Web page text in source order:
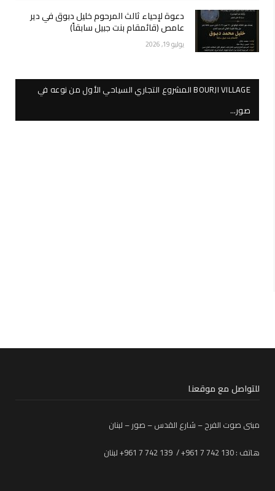
دعوة لإحياء ثالث المرحوم خليل دبوق في دير
عامص (قائمقام بنت جبيل سابقاً)
يوليو 19, 2026
BOURJI VILLAGE المشروع التجاري السياحي الأول من نوعه في
صور…
للتواصل مع موقعنا
مبنى صوت الفرح – شارع القدس – صور – لبنان
هاتف : 130 742 7 961+ / 139 742 7 961+ لبنان